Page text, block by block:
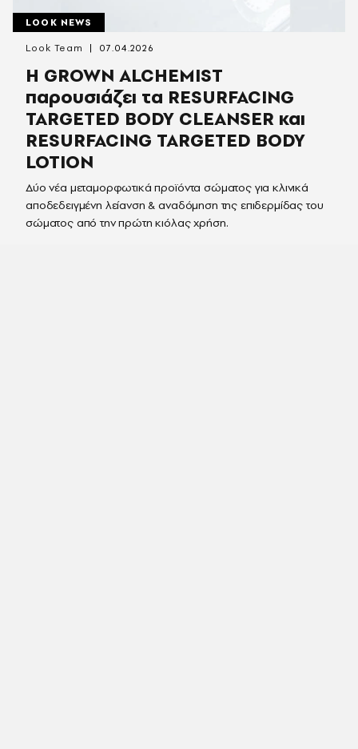
LOOK NEWS
H GROWN ALCHEMIST
παρουσιάζει τα RESURFACING
TARGETED BODY CLEANSER και
RESURFACING TARGETED BODY
LOTION
Δύο νέα μεταμορφωτικά προϊόντα σώματος για κλινικά
αποδεδειγμένη λείανση & αναδόμηση της επιδερμίδας του
σώματος ​από την πρώτη κιόλας χρήση.
Look Team 07.04.2026